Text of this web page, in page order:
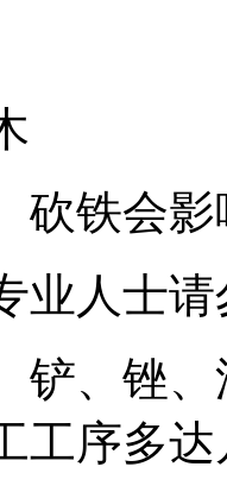
砍铁会
业人士
铲、锉
工序多